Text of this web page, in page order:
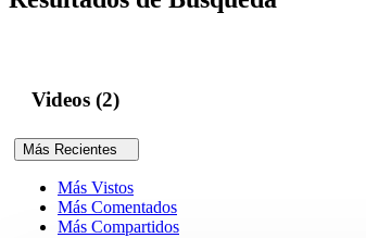
Videos (2)
Más Recientes
Más Vistos
Más Comentados
Más Compartidos